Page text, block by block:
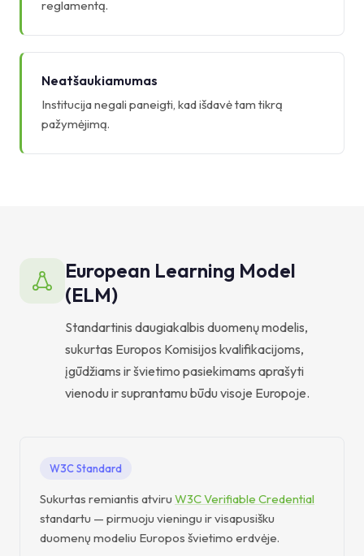
reglamentą.
Neatšaukiamumas
Institucija negali paneigti, kad išdavė tam tikrą
pažymėjimą.
European Learning Model
(ELM)
Standartinis daugiakalbis duomenų modelis,
sukurtas Europos Komisijos kvalifikacijoms,
įgūdžiams ir švietimo pasiekimams aprašyti
vienodu ir suprantamu būdu visoje Europoje.
W3C Standard
Sukurtas remiantis atviru W3C Verifiable Credential
standartu — pirmuoju vieningu ir visapusišku
duomenų modeliu Europos švietimo erdvėje.